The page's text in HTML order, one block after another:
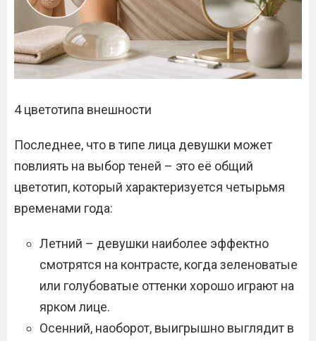
4 цветотипа внешности
Последнее, что в типе лица девушки может
повлиять на выбор теней – это её общий
цветотип, который характеризуется четырьмя
временами года:
Летний – девушки наиболее эффектно
смотрятся на контрасте, когда зеленоватые
или голубоватые оттенки хорошо играют на
ярком лице.
Осенний, наоборот, выигрышно выглядит в